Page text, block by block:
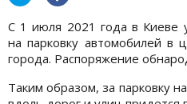
С 1 июля 2021 года в Киеве
на парковку автомобилей в
города. Распоряжение
Таким образом, за парковку